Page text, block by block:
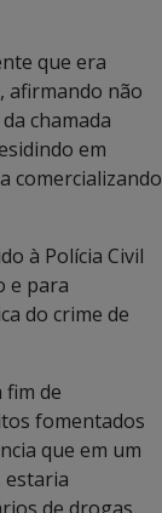
que era
afirmando não
chamada
em
comercializando
à Polícia Civil
e para
do crime de
fim de
fomentados
que em um
estaria